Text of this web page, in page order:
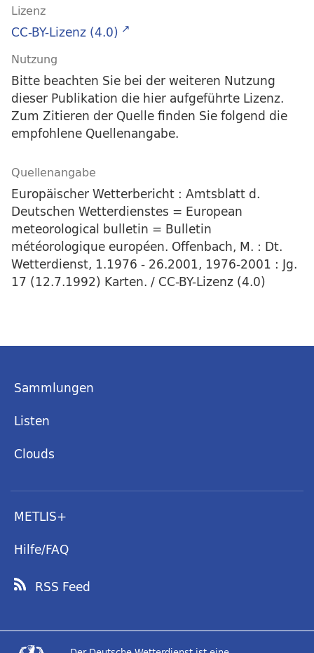
Lizenz
CC-BY-Lizenz (4.0)
Nutzung
Bitte beachten Sie bei der weiteren Nutzung
dieser Publikation die hier aufgeführte Lizenz.
Zum Zitieren der Quelle finden Sie folgend die
empfohlene Quellenangabe.
Quellenangabe
Europäischer Wetterbericht : Amtsblatt d.
Deutschen Wetterdienstes = European
meteorological bulletin = Bulletin
météorologique européen. Offenbach, M. : Dt.
Wetterdienst, 1.1976 - 26.2001, 1976-2001 : Jg.
17 (12.7.1992) Karten. / CC-BY-Lizenz (4.0)
Sammlungen
Listen
Clouds
METLIS+
Hilfe/FAQ
RSS Feed